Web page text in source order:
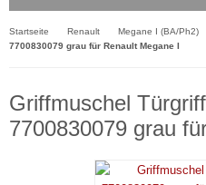
Startseite Renault Megane I (BA/Ph2)
7700830079 grau für Renault Megane I
Griffmuschel
7700830079 grau